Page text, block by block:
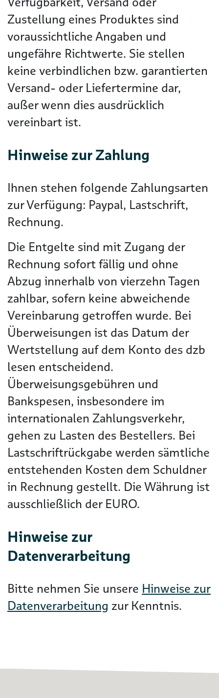
Zustellung eines Produktes sind
voraussichtliche Angaben und
ungefähre Richtwerte. Sie stellen
keine verbindlichen bzw. garantierten
Versand- oder Liefertermine dar,
außer wenn dies ausdrücklich
vereinbart ist.
Hinweise zur Zahlung
Ihnen stehen folgende Zahlungsarten
zur Verfügung: Paypal, Lastschrift,
Rechnung.
Die Entgelte sind mit Zugang der
Rechnung sofort fällig und ohne
Abzug innerhalb von vierzehn Tagen
zahlbar, sofern keine abweichende
Vereinbarung getroffen wurde. Bei
Überweisungen ist das Datum der
Wertstellung auf dem Konto des dzb
lesen entscheidend.
Überweisungsgebühren und
Bankspesen, insbesondere im
internationalen Zahlungsverkehr,
gehen zu Lasten des Bestellers. Bei
Lastschriftrückgabe werden sämtliche
entstehenden Kosten dem Schuldner
in Rechnung gestellt. Die Währung ist
ausschließlich der EURO.
Hinweise zur
Datenverarbeitung
Bitte nehmen Sie unsere Hinweise zur
Datenverarbeitung zur Kenntnis.